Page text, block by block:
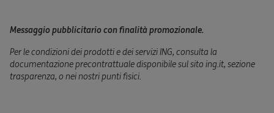
Messaggio pubblicitario con finalità promozionale.
Per le condizioni dei prodotti e dei servizi ING, consulta la
documentazione precontrattuale disponibile sul sito ing.it, sezione
trasparenza, o nei nostri punti fisici.